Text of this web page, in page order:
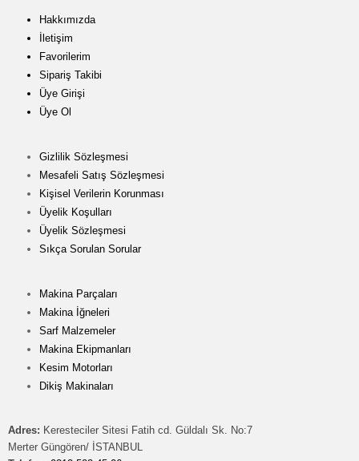
Hakkımızda
İletişim
Favorilerim
Sipariş Takibi
Üye Girişi
Üye Ol
Gizlilik Sözleşmesi
Mesafeli Satış Sözleşmesi
Kişisel Verilerin Korunması
Üyelik Koşulları
Üyelik Sözleşmesi
Sıkça Sorulan Sorular
Makina Parçaları
Makina İğneleri
Sarf Malzemeler
Makina Ekipmanları
Kesim Motorları
Dikiş Makinaları
Adres: Keresteciler Sitesi Fatih cd. Güldalı Sk. No:7
Merter Güngören/ İSTANBUL